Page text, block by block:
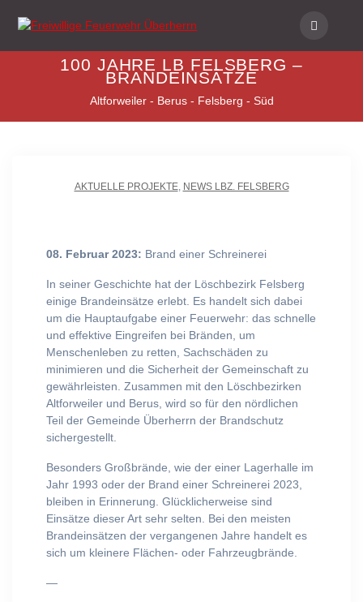
to
100 JAHRE LB FELSBERG –
BRANDEINSÄTZE
Altforweiler - Berus - Felsberg - Süd
AKTUELLE PROJEKTE, NEWS LBZ. FELSBERG
08. Februar 2023: Brand einer Schreinerei
In seiner Geschichte hat der Löschbezirk Felsberg
einige Brandeinsätze erlebt. Es handelt sich dabei
um die Hauptaufgabe einer Feuerwehr: das schnelle
und effektive Eingreifen bei Bränden, um
Menschenleben zu retten, Sachschäden zu
minimieren und die Sicherheit der Gemeinschaft zu
gewährleisten. Zusammen mit den Löschbezirken
Altforweiler und Berus, wird so für den nördlichen
Teil der Gemeinde Überherrn der Brandschutz
sichergestellt.
Besonders Großbrände, wie der einer Lagerhalle im
Jahr 1993 oder der Brand einer Schreinerei 2023,
bleiben in Erinnerung. Glücklicherweise sind
Einsätze dieser Art sehr selten. Bei den meisten
Brandeinsätzen der vergangenen Jahre handelt es
sich um kleinere Flächen- oder Fahrzeugbrände.
—